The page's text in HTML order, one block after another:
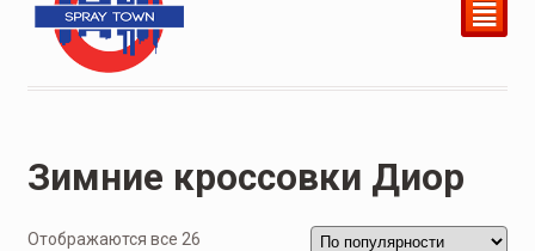
²
Зимние кроссовки Диор
Отображаются все 26